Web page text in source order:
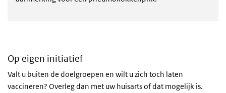
Op eigen initiatief
Valt u buiten de doelgroepen en wilt u zich toch laten
vaccineren? Overleg dan met uw huisarts of dat mogelijk is.